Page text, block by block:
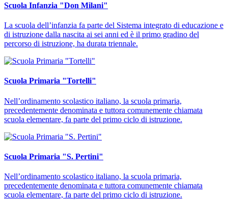
Scuola Infanzia "Don Milani"
La scuola dell’infanzia fa parte del Sistema integrato di educazione e
di istruzione dalla nascita ai sei anni ed è il primo gradino del
percorso di istruzione, ha durata triennale.
Scuola Primaria "Tortelli"
Nell’ordinamento scolastico italiano, la scuola primaria,
precedentemente denominata e tuttora comunemente chiamata
scuola elementare, fa parte del primo ciclo di istruzione.
Scuola Primaria "S. Pertini"
Nell’ordinamento scolastico italiano, la scuola primaria,
precedentemente denominata e tuttora comunemente chiamata
scuola elementare, fa parte del primo ciclo di istruzione.